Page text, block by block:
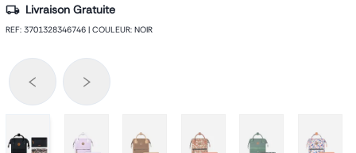
Livraison Gratuite
REF: 3701328346746 | COULEUR: NOIR